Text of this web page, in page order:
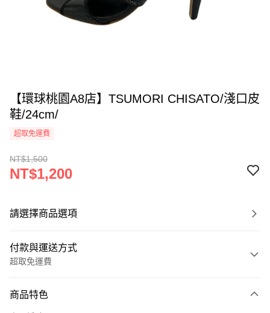
【環球桃園A8店】TSUMORI CHISATO/淺口皮
鞋/24cm/
超取免運費
NT$1,500
NT$1,200
請選擇商品選項
付款與運送方式
超取免運費
信用卡一次付款
商品特色